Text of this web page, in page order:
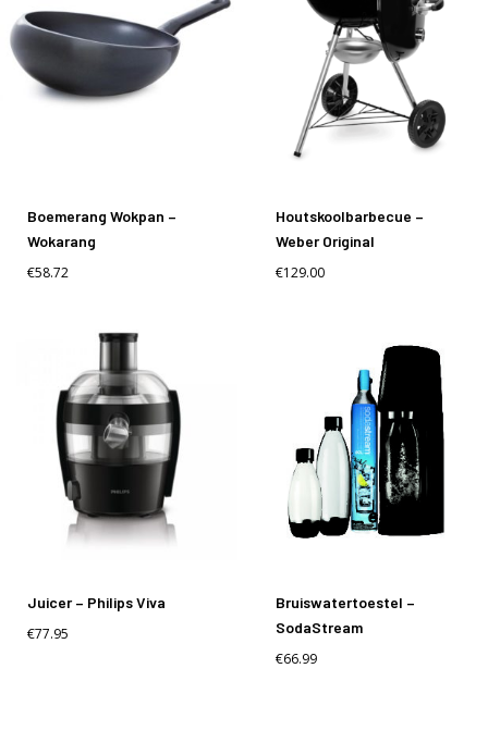
Boemerang Wokpan –
Wokarang
€58.72
Houtskoolbarbecue –
Weber Original
€129.00
Juicer – Philips Viva
€77.95
Bruiswatertoestel –
SodaStream
€66.99